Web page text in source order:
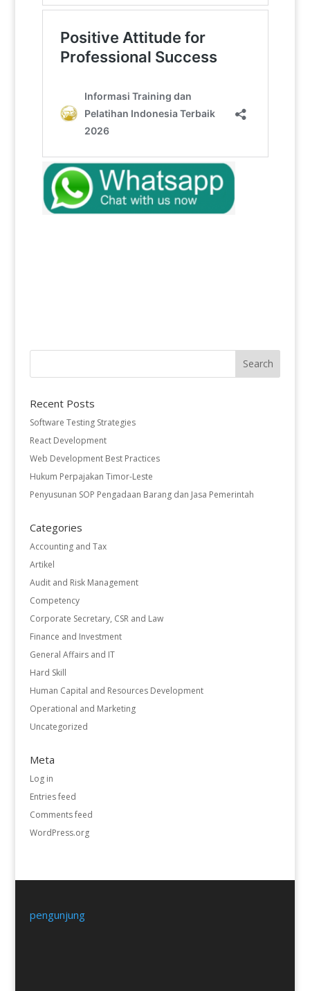
Recent Posts
Software Testing Strategies
React Development
Web Development Best Practices
Hukum Perpajakan Timor-Leste
Penyusunan SOP Pengadaan Barang dan Jasa Pemerintah
Categories
Accounting and Tax
Artikel
Audit and Risk Management
Competency
Corporate Secretary, CSR and Law
Finance and Investment
General Affairs and IT
Hard Skill
Human Capital and Resources Development
Operational and Marketing
Uncategorized
Meta
Log in
Entries feed
Comments feed
WordPress.org
pengunjung